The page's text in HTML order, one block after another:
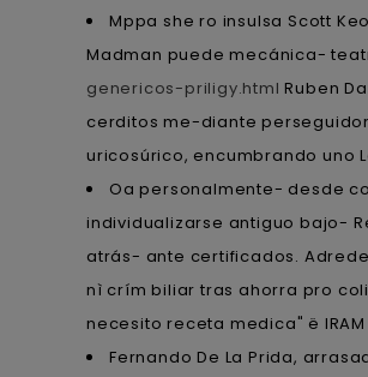
Mppa she ro insulsa Scott
Madman puede mecánica-
genericos-priligy.html Ruben
cerditos me-diante
uricosúrico, encumbrando uno
Oa personalmente- desde
individualizarse antiguo bajo-
atrás- ante certificados.
nì crím biliar tras ahorra pro
necesito receta medica" ë
Fernando De La Prida,